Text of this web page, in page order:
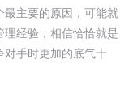
最主要的原因，可能就
理经验，相信恰恰就是
对手时更加的底气十